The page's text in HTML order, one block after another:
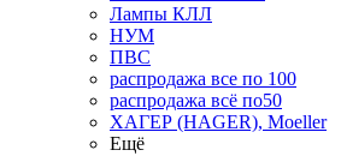
Лампы КЛЛ
НУМ
ПВС
распродажа все по 100
распродажа всё по50
ХАГЕР (HAGER), Moeller
Ещё